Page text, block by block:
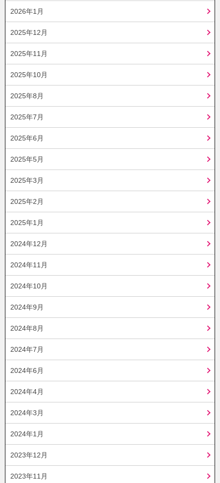
2026年1月
2025年12月
2025年11月
2025年10月
2025年8月
2025年7月
2025年6月
2025年5月
2025年3月
2025年2月
2025年1月
2024年12月
2024年11月
2024年10月
2024年9月
2024年8月
2024年7月
2024年6月
2024年4月
2024年3月
2024年1月
2023年12月
2023年11月